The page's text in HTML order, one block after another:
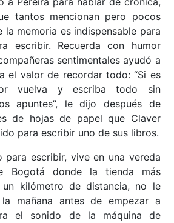
tantos mencionan pero pocos
la memoria es indispensable para
escribir. Recuerda con humor
sentimentales ayudó a
el valor de recordar todo: “Si es
vuelva y escriba todo sin
apuntes”, le dijo después de
de hojas de papel que Claver
para escribir uno de sus libros.
para escribir, vive en una vereda
Bogotá donde la tienda más
kilómetro de distancia, no le
mañana antes de empezar a
el sonido de la máquina de